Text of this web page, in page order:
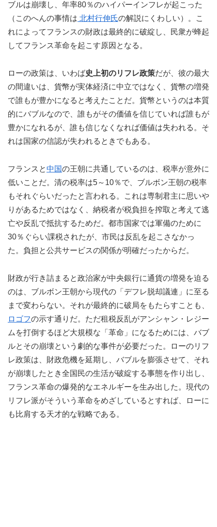
ブルは崩壊し、年率80％のハイパーインフレが起こった
（このへんの事情は 北村行伸氏の解説にくわしい）。こ
れによってフランスの財政は最終的に破綻し、民衆が蜂起
してフランス革命を起こす原因となる。
ローの政策は、いわば史上初のリフレ政策だが、彼の最大
の間違いは、貨幣が実体経済に中立ではなく、貨幣の増発
で誰もが豊かになると考えたことだ。貨幣というのは本質
的にバブルなので、誰もがその価値を信じていれば誰もが
豊かになれるが、誰も信じなくなれば価値は失われる。そ
れは国家の信認が失われるときでもある。
フランスと中国の王朝に共通しているのは、税率が意外に
低いことだ。清の税率は5～10％で、ブルボン王朝の税率
もそれぐらいだったと言われる。これは専制君主に思いや
りがあるためではなく、納税者が税負担を搾取と考えて逃
亡や反乱で抵抗するためだ。都市国家では軍備のために
30％ぐらい課税されたが、市民は反乱を起こさなかっ
た。負担と公共サービスの関係が明確だったからだ。
財政が行き詰まると政治家が中央銀行に通貨の増発を迫る
のは、ブルボン王朝から現代の「デフレ脱却議連」に至る
まで変わらない。それが最終的に破局をもたらすことも、
ロゴフの示す通りだ。ただ租税反乱がアンシャン・レジー
ムを打倒するほど大規模な「革命」になるためには、バブ
ルとその崩壊という劇的な事件が必要だった。ローのリフ
レ政策は、財政危機を延期し、バブルを膨張させて、それ
が崩壊したとき全国民の生活が破綻する事態を作り出し、
フランス革命の爆発的なエネルギーを生み出した。現代の
リフレ派がそういう革命をめざしているとすれば、ローに
も比肩する天才的な戦略である。